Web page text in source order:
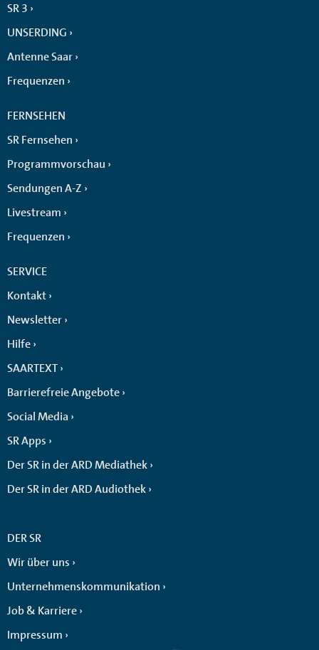
SR 3
UNSERDING
Antenne Saar
Frequenzen
FERNSEHEN
SR Fernsehen
Programmvorschau
Sendungen A-Z
Livestream
Frequenzen
SERVICE
Kontakt
Newsletter
Hilfe
SAARTEXT
Barrierefreie Angebote
Social Media
SR Apps
Der SR in der ARD Mediathek
Der SR in der ARD Audiothek
DER SR
Wir über uns
Unternehmenskommunikation
Job & Karriere
Impressum